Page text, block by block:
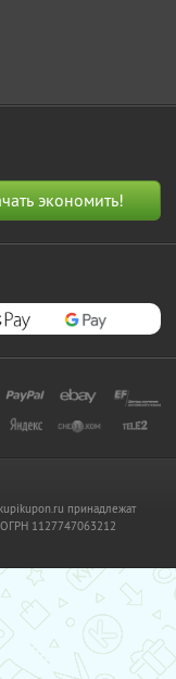
принадлежат
1127747063212